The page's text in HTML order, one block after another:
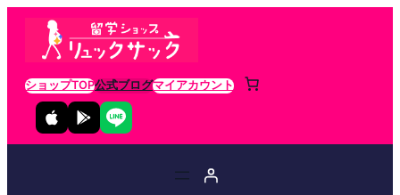
ショップTOP公式ブログマイアカウント